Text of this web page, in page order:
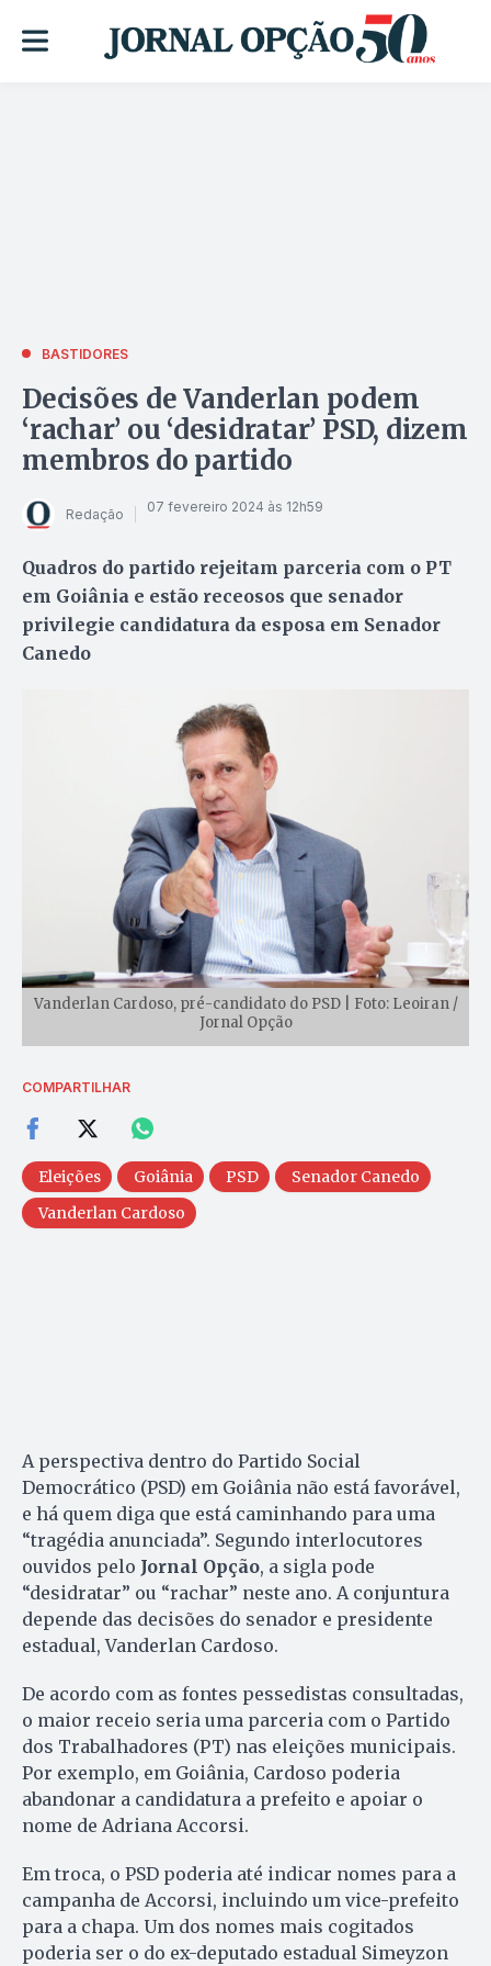
BASTIDORES
Decisões de Vanderlan podem
‘rachar’ ou ‘desidratar’ PSD, dizem
membros do partido
Redação 07 fevereiro 2024 às 12h59
Quadros do partido rejeitam parceria com o PT
em Goiânia e estão receosos que senador
privilegie candidatura da esposa em Senador
Canedo
Vanderlan Cardoso, pré-candidato do PSD | Foto: Leoiran /
Jornal Opção
COMPARTILHAR
Eleições Goiânia PSD
Senador Canedo
Vanderlan Cardoso
A perspectiva dentro do Partido Social
Democrático (PSD) em Goiânia não está favorável,
e há quem diga que está caminhando para uma
“tragédia anunciada”. Segundo interlocutores
ouvidos pelo Jornal Opção, a sigla pode
“desidratar” ou “rachar” neste ano. A conjuntura
depende das decisões do senador e presidente
estadual, Vanderlan Cardoso.
De acordo com as fontes pessedistas consultadas,
o maior receio seria uma parceria com o Partido
dos Trabalhadores (PT) nas eleições municipais.
Por exemplo, em Goiânia, Cardoso poderia
abandonar a candidatura a prefeito e apoiar o
nome de Adriana Accorsi.
Em troca, o PSD poderia até indicar nomes para a
campanha de Accorsi, incluindo um vice-prefeito
para a chapa. Um dos nomes mais cogitados
poderia ser o do ex-deputado estadual Simeyzon